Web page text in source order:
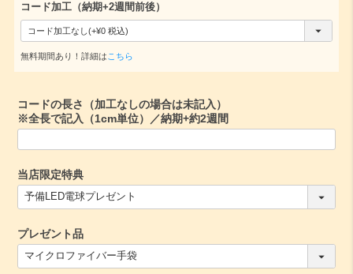
コード加工（納期+2週間前後）
須
無料期間あり！詳細はこちら
コードの長さ（加工なしの場合は未記入）
※全長で記入（1cm単位）／納期+約2週間
当店限定特典
(
必
)
プレゼント品
(
必